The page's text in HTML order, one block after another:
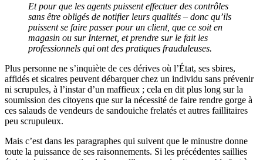
Et pour que les agents puissent effectuer des contrôles
sans être obligés de notifier leurs qualités – donc qu’ils
puissent se faire passer pour un client, que ce soit en
magasin ou sur Internet, et prendre sur le fait les
professionnels qui ont des pratiques frauduleuses.
Plus personne ne s’inquiète de ces dérives où l’État, ses sbires,
affidés et sicaires peuvent débarquer chez un individu sans prévenir
ni scrupules, à l’instar d’un maffieux ; cela en dit plus long sur la
soumission des citoyens que sur la nécessité de faire rendre gorge à
ces salauds de vendeurs de sandouiche frelatés et autres faillitaires
peu scrupuleux.
Mais c’est dans les paragraphes qui suivent que le minustre donne
toute la puissance de ses raisonnements. Si les précédentes saillies